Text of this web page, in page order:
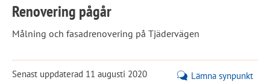
Renovering pågår
Målning och fasadrenovering på Tjädervägen
Senast uppdaterad 11 augusti 2020 Lämna synpunkt